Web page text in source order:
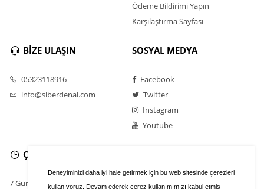
Deneyiminizi daha iyi hale getirmek için bu web sitesinde çerezleri
kullanıyoruz. Devam ederek çerez kullanımımızı kabul etmiş
Ödeme Bildirimi Yapın
Karşılaştırma Sayfası
BİZE ULAŞIN
05323118916
info@siberdenal.com
SOSYAL MEDYA
Facebook
Twitter
Instagram
Youtube
ÇALIŞMA SAATLERİ
7 Gün / 24 Saat